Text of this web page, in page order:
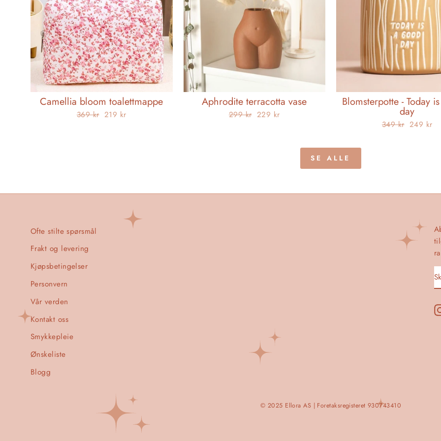
Camellia bloom toalettmappe
Opprinnelig
369 kr Salgspris
219 kr
Aphrodite terracotta vase
Opprinnelig
299 kr Salgspris
229 kr
Blomsterpotte - Today
day
Opprinnelig
349 kr Salgspris
249 kr
SE ALLE
Ofte stilte spørsmål
Frakt og levering
Kjøpsbetingelser
Personvern
Vår verden
Kontakt oss
Smykkepleie
Ønskeliste
Blogg
© 2025 Ellora AS | Foretaksregisteret 930743410